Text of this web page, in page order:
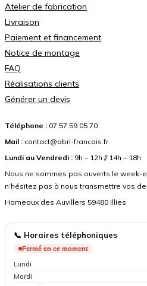
Atelier de fabrication
Livraison
Paiement et financement
Notice de montage
FAQ
Réalisations clients
Générer un devis
Téléphone : 07 57 59 05 70
Mail : contact@abri-francais.fr
Lundi au Vendredi : 9h – 12h // 14h – 18h
Nous ne sommes pas ouverts le week-
n’hésitez pas à nous transmettre vos
Hameaux des Auvillers 59480 Illies
📞 Horaires téléphoniques
Fermé en ce moment
Lundi
Mardi